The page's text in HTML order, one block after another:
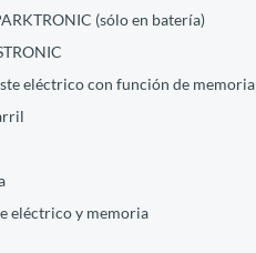
(sólo en batería)
eléctrico con función de memoria
eléctrico y memoria